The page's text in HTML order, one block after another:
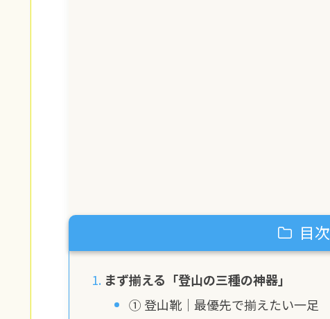
目次
まず揃える「登山の三種の神器」
① 登山靴｜最優先で揃えたい一足